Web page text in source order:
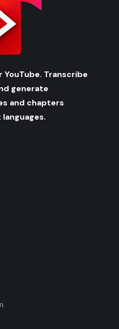
YouTube. Transcribe
generate
and chapters